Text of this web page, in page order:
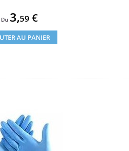
Du
Prix
3,59 €
AU PANIER